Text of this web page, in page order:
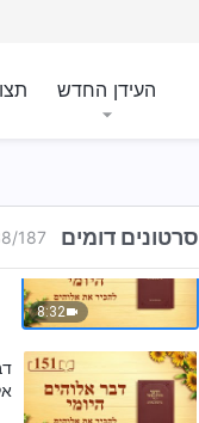
העידן החדש
סרטונים דומים /187
8:32